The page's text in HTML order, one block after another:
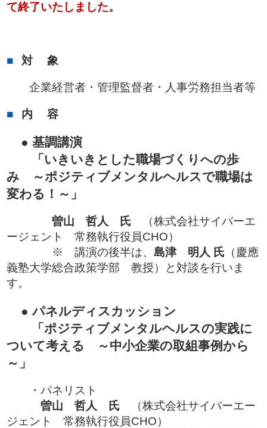
て終了いたしました。
対 象
企業経営者・管理監督者・人事労務担当者等
内 容
● 基調講演
「いきいきとした職場づくりへの歩
み ～ポジティブメンタルヘルスで職場は
変わる！～」
曽山 哲人 氏 （株式会社サイバーエ
ージェント 常務執行役員CHO）
※ 講演の後半は、 島津 明人 氏 （慶應
義塾大学総合政策学部 教授）と対談を行いま
す。
● パネルディスカッション
「ポジティブメンタルヘルスの実践に
ついて考える ～中小企業の取組事例から
～」
・パネリスト
曽山 哲人 氏 （株式会社サイバーエー
ジェント 常務執行役員CHO）